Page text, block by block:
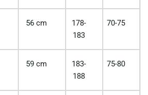
56 cm
178-
183
70-75
59 cm
183-
188
75-80